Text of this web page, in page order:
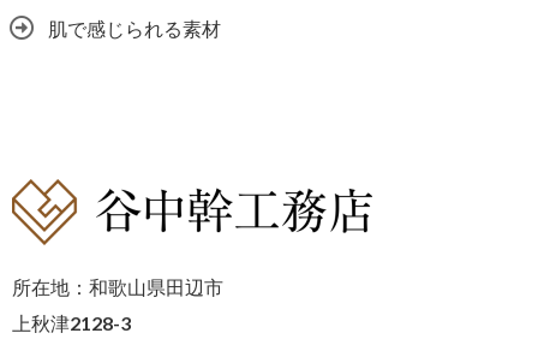
肌で感じられる素材
所在地：和歌山県田辺市
上秋津2128-3